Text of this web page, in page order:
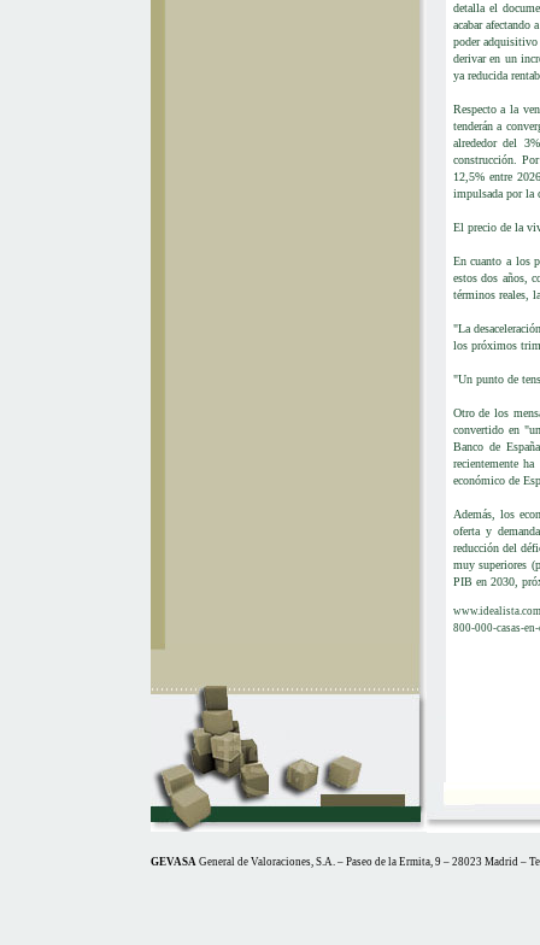
detalla el
acabar afectando
poder
derivar en un
ya reducida
Respecto a la
tenderán a
alrededor del
construcción.
12,5% entre
impulsada por la
El precio de la
En cuanto a los
estos dos años,
términos reales,
"La
los próximos
"Un punto de
Otro de los
convertido en
Banco de
recientemente
económico de
Además, los
oferta y
reducción del
muy superiores
PIB en 2030,
800-000-casas-
GEVASAGeneral de Valoraciones, S.A. – Paseo de la Ermita, 9 – 28023 Madrid –